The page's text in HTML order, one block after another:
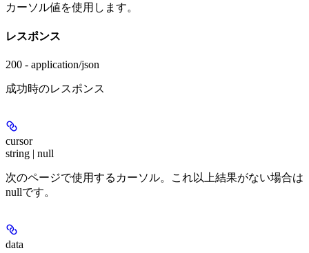
カーソル値を使用します。
レスポンス
200 - application/json
成功時のレスポンス
cursor
string | null
次のページで使用するカーソル。これ以上結果がない場合は
nullです。
data